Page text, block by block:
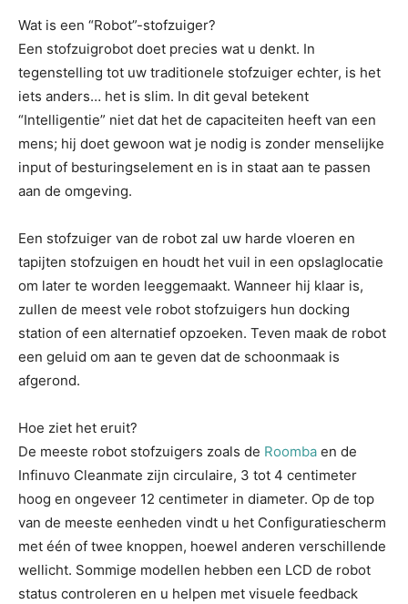
Wat is een “Robot”-stofzuiger?
Een stofzuigrobot doet precies wat u denkt. In
tegenstelling tot uw traditionele stofzuiger echter, is het
iets anders… het is slim. In dit geval betekent
“Intelligentie” niet dat het de capaciteiten heeft van een
mens; hij doet gewoon wat je nodig is zonder menselijke
input of besturingselement en is in staat aan te passen
aan de omgeving.
Een stofzuiger van de robot zal uw harde vloeren en
tapijten stofzuigen en houdt het vuil in een opslaglocatie
om later te worden leeggemaakt. Wanneer hij klaar is,
zullen de meest vele robot stofzuigers hun docking
station of een alternatief opzoeken. Teven maak de robot
een geluid om aan te geven dat de schoonmaak is
afgerond.
Hoe ziet het eruit?
De meeste robot stofzuigers zoals de Roomba en de
Infinuvo Cleanmate zijn circulaire, 3 tot 4 centimeter
hoog en ongeveer 12 centimeter in diameter. Op de top
van de meeste eenheden vindt u het Configuratiescherm
met één of twee knoppen, hoewel anderen verschillende
wellicht. Sommige modellen hebben een LCD de robot
status controleren en u helpen met visuele feedback